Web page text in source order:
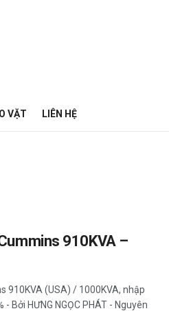
VẶT LIÊN HỆ
910KVA –
910KVA (USA) / 1000KVA, nhập
Bởi HƯNG NGỌC PHÁT - Nguyên